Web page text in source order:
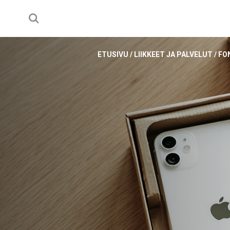
ETUSIVU / LIIKKEET JA PALVELUT /